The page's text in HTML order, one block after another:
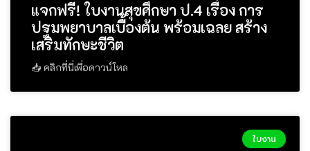
แจกฟรี! ใบงานสุขศึกษา ป.4 เรื่อง การ
ปฐมพยาบาลเบื้องต้น พร้อมเฉลย สร้าง
เสริมทักษะชีวิต
📥 คลิกที่นี่เพื่อดาวน์โหล
ใบงาน